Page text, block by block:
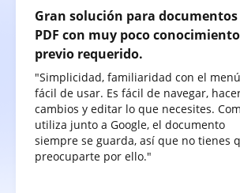
Gran solución para documentos
PDF con muy poco conocimiento
previo requerido.
"Simplicidad, familiaridad con el
fácil de usar. Es fácil de navegar,
cambios y editar lo que necesites.
utiliza junto a Google, el documento
siempre se guarda, así que no tienes
preocuparte por ello."